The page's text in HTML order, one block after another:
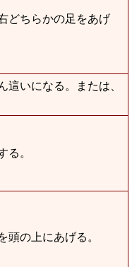
どちらかの足をあげ
這いになる。または、
る。
頭の上にあげる。